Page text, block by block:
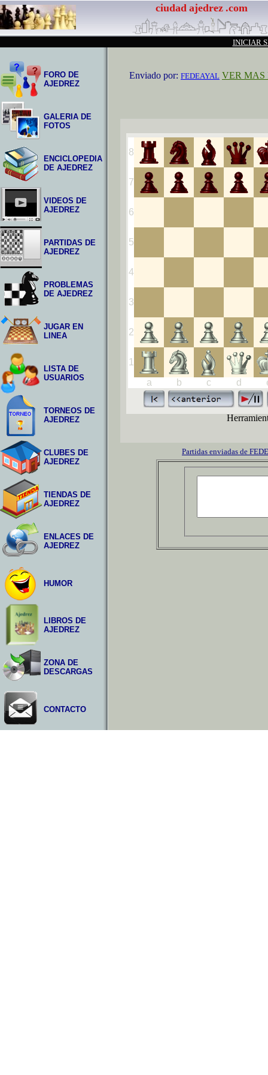
ciudad ajedrez .com
INICIAR
FORO DE
AJEDREZ
GALERIA DE
FOTOS
ENCICLOPEDIA
DE AJEDREZ
VIDEOS DE
AJEDREZ
PARTIDAS DE
AJEDREZ
PROBLEMAS
DE AJEDREZ
JUGAR EN
LINEA
LISTA DE
USUARIOS
TORNEOS DE
AJEDREZ
CLUBES DE
AJEDREZ
TIENDAS DE
AJEDREZ
ENLACES DE
AJEDREZ
HUMOR
LIBROS DE
AJEDREZ
ZONA DE
DESCARGAS
CONTACTO
Enviado por: FEDEAYAL VER MAS
Partidas enviadas de